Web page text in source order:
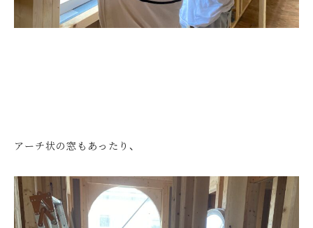
アーチ状の窓もあったり、